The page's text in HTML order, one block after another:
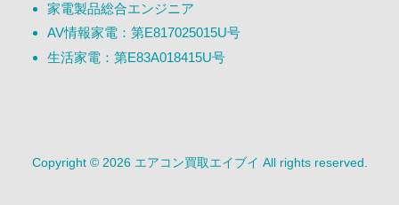
家電製品総合エンジニア
AV情報家電：第E817025015U号
生活家電：第E83A018415U号
Copyright © 2026 エアコン買取エイブイ All rights reserved.